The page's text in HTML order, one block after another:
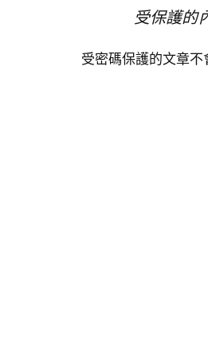
受保護的
受密碼保護的文章不